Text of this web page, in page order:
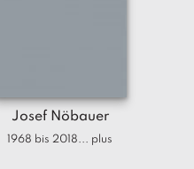
Josef Nöbauer
1968 bis 2018... plus